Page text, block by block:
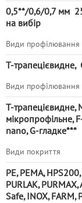
0,5**/0,6/0,7 мм
на вибір
Види профілювання
Т-трапецієвидне,
Види профілювання
Т-трапецієвидне,
мікропрофільне,
nano, G-гладке***
Види покриття
PE, PEMA, HPS200,
PURLAK,
Safe, INOX, FARM,